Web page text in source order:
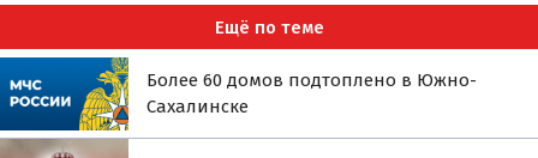
Ещё по теме
Более 60 домов подтоплено в Южно-
Сахалинске